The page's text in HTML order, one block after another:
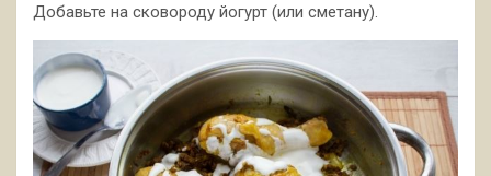
Добавьте на сковороду йогурт (или сметану).